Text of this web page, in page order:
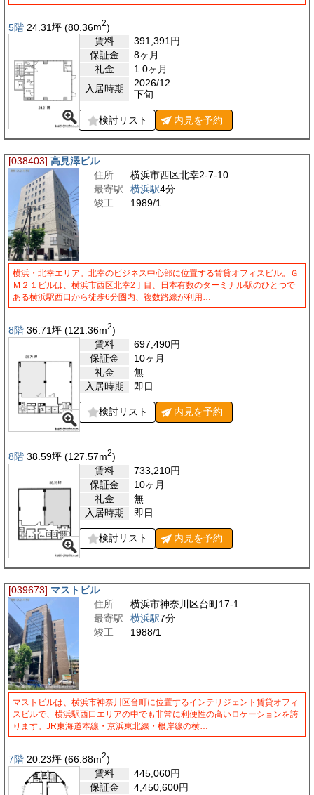
5階 24.31坪 (80.36m2)
賃料
391,391円
保証金
8ヶ月
礼金
1.0ヶ月
入居時期
2026/12
下旬
検討リスト 内見を予約
[038403] 高見澤ビル
住所
横浜市西区北幸2-7-10
最寄駅
横浜駅4分
竣工
1989/1
横浜・北幸エリア。北幸のビジネス中心部に位置する賃貸オフィスビル。Ｇ
Ｍ２１ビルは、横浜市西区北幸2丁目、日本有数のターミナル駅のひとつで
ある横浜駅西口から徒歩6分圏内、複数路線が利用…
8階 36.71坪 (121.36m2)
賃料
697,490円
保証金
10ヶ月
礼金
無
入居時期
即日
検討リスト 内見を予約
8階 38.59坪 (127.57m2)
賃料
733,210円
保証金
10ヶ月
礼金
無
入居時期
即日
検討リスト 内見を予約
[039673] マストビル
住所
横浜市神奈川区台町17-1
最寄駅
横浜駅7分
竣工
1988/1
マストビルは、横浜市神奈川区台町に位置するインテリジェント賃貸オフィ
スビルで、横浜駅西口エリアの中でも非常に利便性の高いロケーションを誇
ります。JR東海道本線・京浜東北線・根岸線の横…
7階 20.23坪 (66.88m2)
賃料
445,060円
保証金
4,450,600円